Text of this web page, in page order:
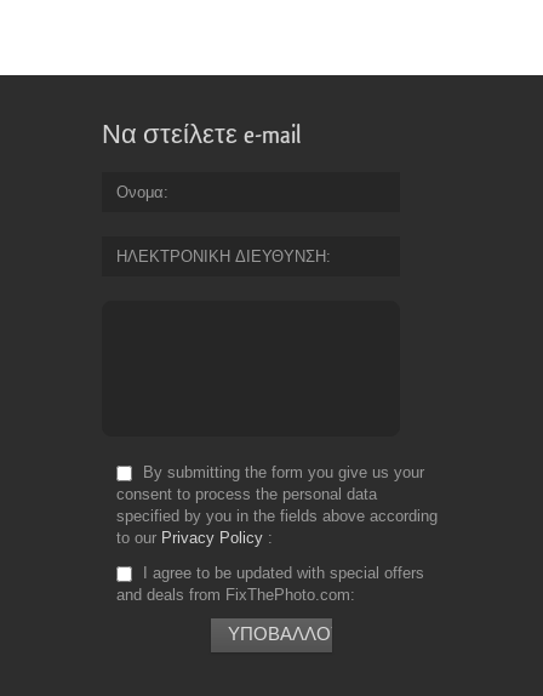
Να στείλετε e-mail
Ονομα
ΗΛΕΚΤΡΟΝΙΚΗ ΔΙΕΥΘΥΝΣΗ
By submitting the form you give us your
consent to process the personal data
specified by you in the fields above according
to our Privacy Policy
I agree to be updated with special offers
and deals from FixThePhoto.com